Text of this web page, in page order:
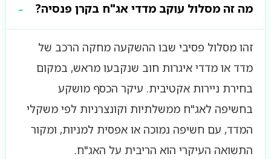
מה זה מסלול עוקב מדדי אג"ח בקרן פנסיה?
זהו מסלול פסיבי שבו ההשקעה מחקה הרכב של
מדד או מדדי איגרות חוב שנקבעו מראש, במקום
בחירת ניירות אקטיבית. עיקר הכסף מושקע
בחשיפה לאג"ח ממשלתיות וקונצרניות לפי משקלי
המדד, עם חשיפה נמוכה או אפסית למניות, ומקור
התשואה העיקרי הוא הריבית על האג"ח.